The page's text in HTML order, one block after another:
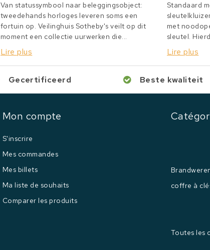
Van statussymbool naar beleggingsobject:
tweedehands horloges leveren soms een
fortuin op. Veilinghuis Sotheby's veilt op dit
moment een collectie uurwerken die...
Lire plus
Standaard
met
sleutel.
Lire plus
Gecertificeerd Beste kwaliteit
Mon compte
S'inscrire
Mes commandes
Mes billets
Ma liste de souhaits
Comparer les produits
coffre à
Toutes les